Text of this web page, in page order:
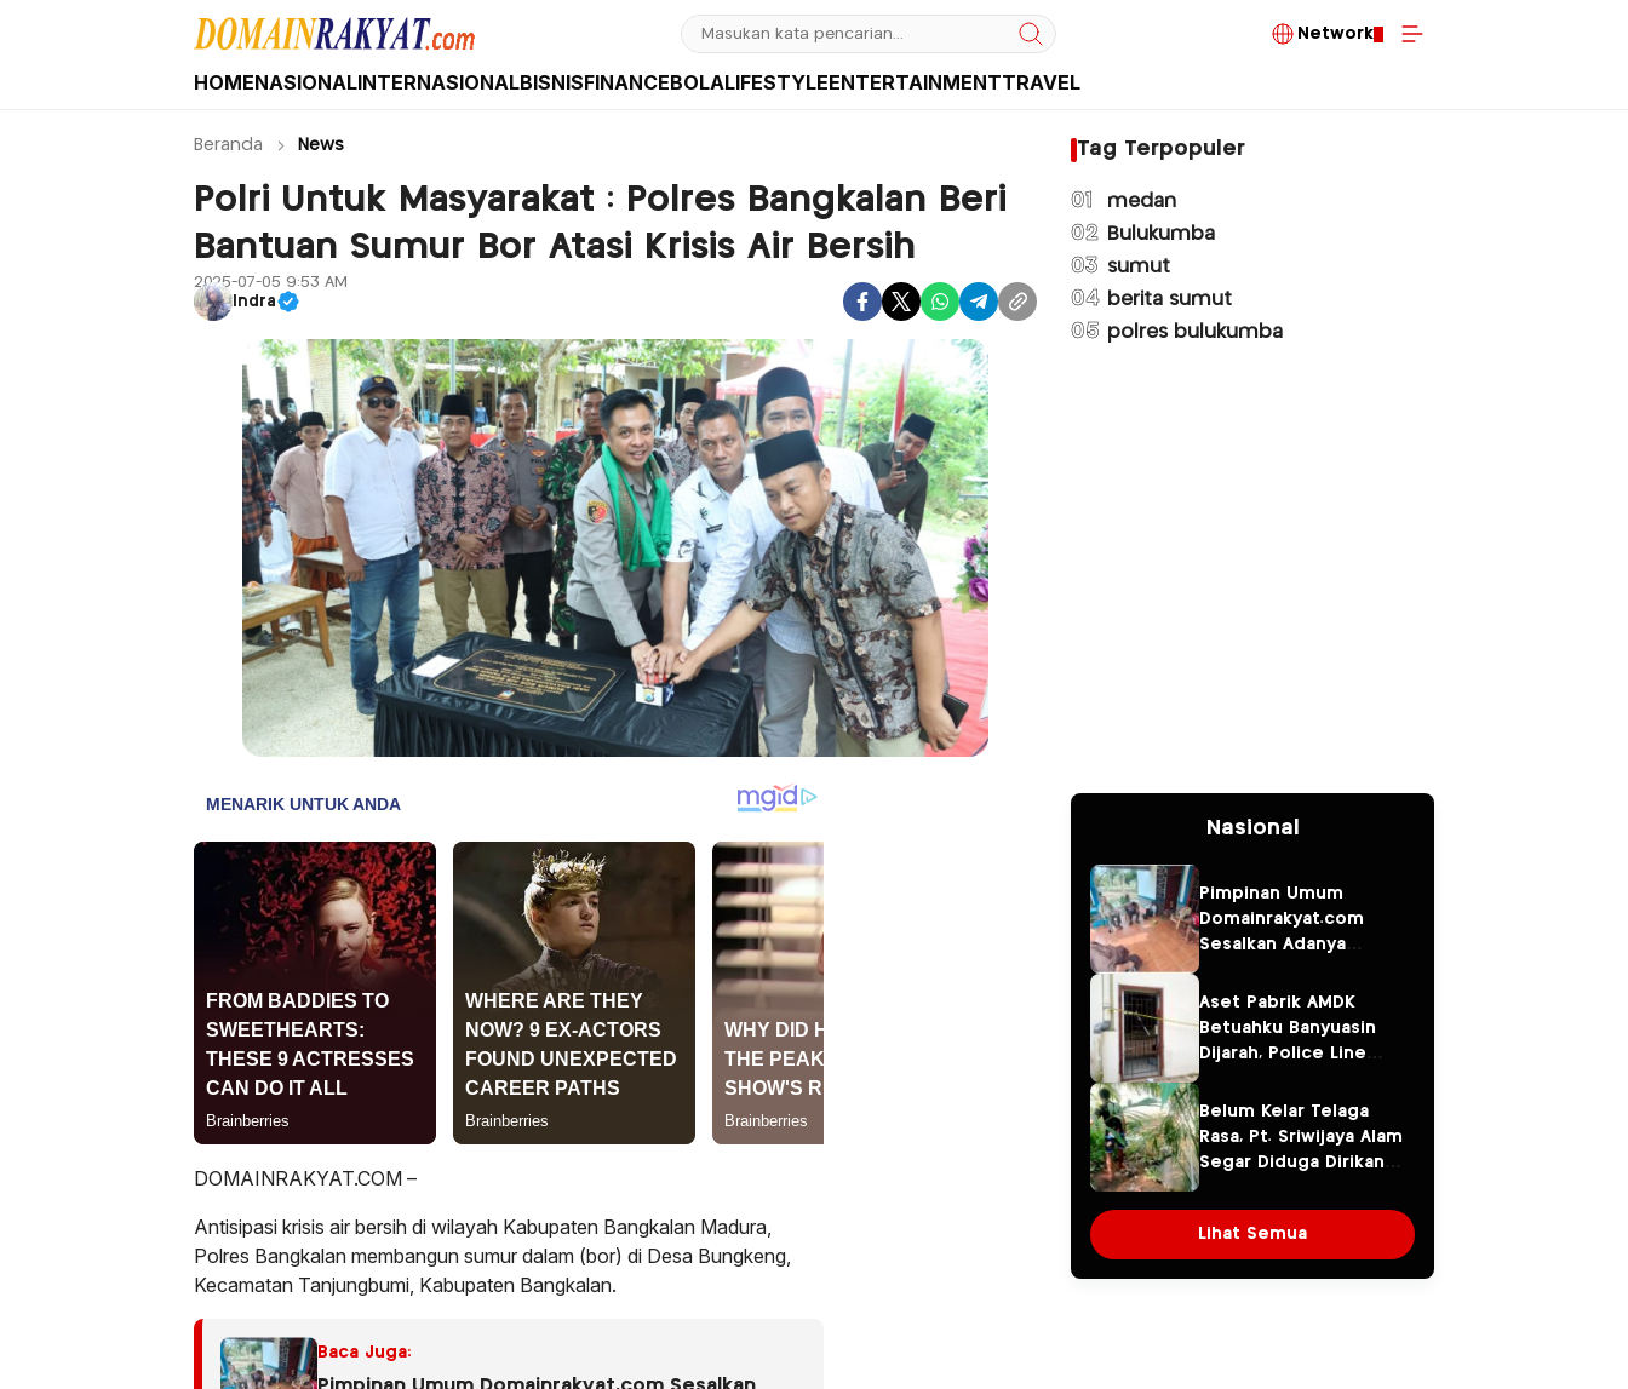
Domain Rakyat
Berita Hari Ini Terkini dan Terbaru Indonesia dan Internasional
Network
HOMENASIONALINTERNASIONALBISNISFINANCEBOLALIFESTYLEENTERTAINMENTTRAVEL
Beranda News
Polri Untuk Masyarakat : Polres Bangkalan Beri
Bantuan Sumur Bor Atasi Krisis Air Bersih
2025-07-05 9:53 AM
Indra
DOMAINRAKYAT.COM –
Antisipasi krisis air bersih di wilayah Kabupaten Bangkalan Madura,
Polres Bangkalan membangun sumur dalam (bor) di Desa Bungkeng,
Kecamatan Tanjungbumi, Kabupaten Bangkalan.
Baca Juga:
Tag Terpopuler
01 medan
02 Bulukumba
03 sumut
04 berita sumut
05 polres bulukumba
Nasional
Pimpinan Umum
Domainrakyat.com
Sesalkan Adanya
“Pesanan” Korporasi,
Soroti Dugaan
Intervensi terhadap
Lingkungan
Aset Pabrik AMDK
Betuahku Banyuasin
Dijarah, Police Line
Miliaran Kini
Dipertanyakan
Belum Kelar Telaga
Rasa, Pt. Sriwijaya Alam
Segar Diduga Dirikan
Aliran Sungai
Lihat Semua